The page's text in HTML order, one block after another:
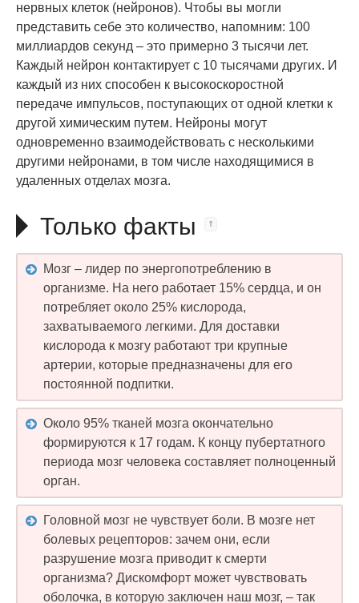
нервных клеток (нейронов). Чтобы вы могли
представить себе это количество, напомним: 100
миллиардов секунд – это примерно 3 тысячи лет.
Каждый нейрон контактирует с 10 тысячами других. И
каждый из них способен к высокоскоростной
передаче импульсов, поступающих от одной клетки к
другой химическим путем. Нейроны могут
одновременно взаимодействовать с несколькими
другими нейронами, в том числе находящимися в
удаленных отделах мозга.
Только факты
Мозг – лидер по энергопотреблению в
организме. На него работает 15% сердца, и он
потребляет около 25% кислорода,
захватываемого легкими. Для доставки
кислорода к мозгу работают три крупные
артерии, которые предназначены для его
постоянной подпитки.
Около 95% тканей мозга окончательно
формируются к 17 годам. К концу пубертатного
периода мозг человека составляет полноценный
орган.
Головной мозг не чувствует боли. В мозге нет
болевых рецепторов: зачем они, если
разрушение мозга приводит к смерти
организма? Дискомфорт может чувствовать
оболочка, в которую заключен наш мозг, – так